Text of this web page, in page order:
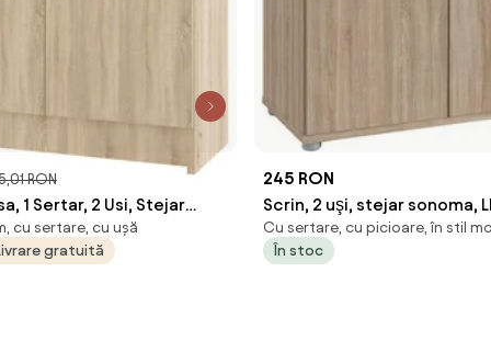
RON
1 Sertar, 2 Usi, Stejar
35 x 100 cm
cu sertare, cu ușă
gratuită
245 RON
Scrin, 2 uşi, stejar sonoma,
Cu sertare, cu picioare, în stil
În stoc